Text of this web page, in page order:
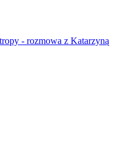
- rozmowa z Katarzyną